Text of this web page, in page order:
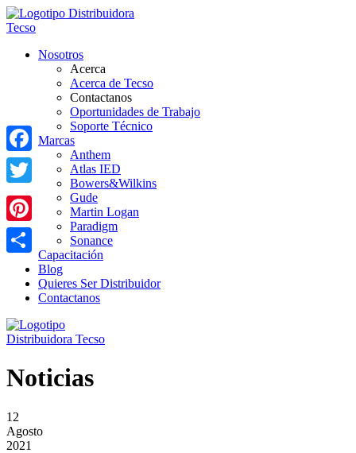
Nosotros
Acerca
Acerca de Tecso
Contactanos
Oportunidades de Trabajo
Soporte Técnico
Marcas
Anthem
Atlas IED
Bowers&Wilkins
Gude
Martin Logan
Paradigm
Sonance
Capacitación
Blog
Quieres Ser Distribuidor
Contactanos
Noticias
12
Agosto
2021
Facebook
Twitter
Pinterest
Share